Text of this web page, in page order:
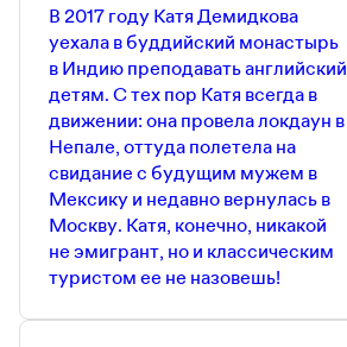
В 2017 году Катя Демидкова
уехала в буддийский монастырь
в Индию преподавать английский
детям. С тех пор Катя всегда в
движении: она провела локдаун в
Непале, оттуда полетела на
свидание с будущим мужем в
Мексику и недавно вернулась в
Москву. Катя, конечно, никакой
не эмигрант, но и классическим
туристом ее не назовешь!